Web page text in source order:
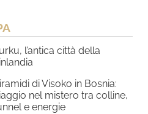
l’antica città della
di Visoko in Bosnia:
nel mistero tra colline,
e energie